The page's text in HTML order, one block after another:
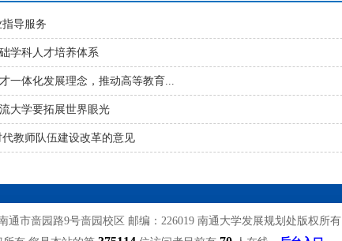
导服务
学科人才培养体系
一体化发展理念，推动高等教育...
大学要拓展世界眼光
教师队伍建设改革的意见
通市啬园路9号啬园校区 邮编：226019 南通大学发展规划处版权所有